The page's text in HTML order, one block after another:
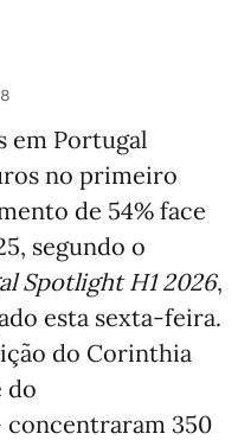
em Portugal
no primeiro
de 54% face
segundo o
Spotlight H1 2026,
esta sexta-feira.
do Corinthia
do
350